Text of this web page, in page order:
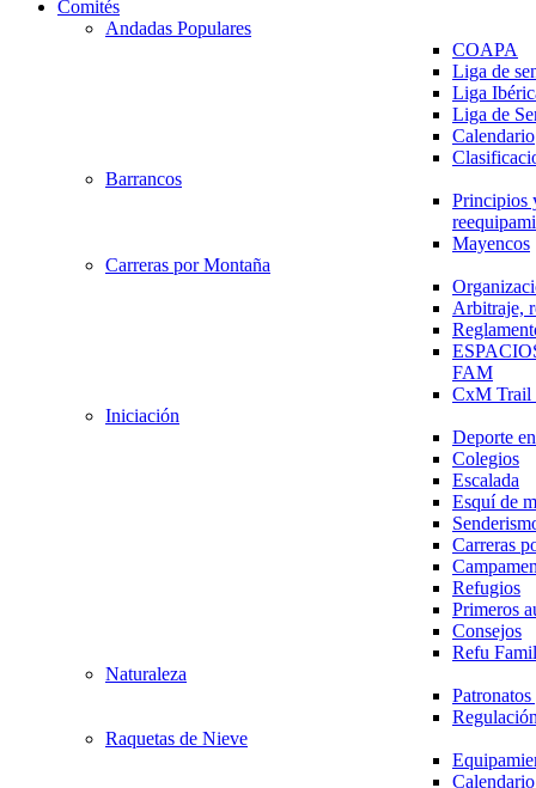
Comités
Andadas Populares
COAPA
Liga de
Liga
Liga de
Calendario
Barrancos
Principios
Mayencos
Carreras por Montaña
Arbitraje,
FAM
CxM
Iniciación
Deporte
Colegios
Escalada
Esquí de
Carreras
Refugios
Primeros
Consejos
Refu
Naturaleza
Raquetas de Nieve
Calendario